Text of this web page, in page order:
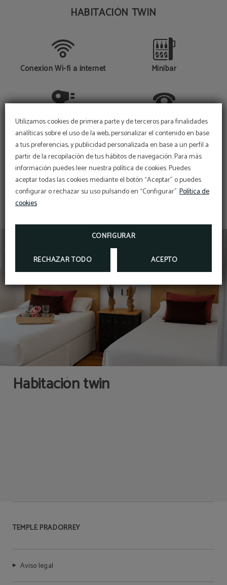
Utilizamos cookies de primera parte y de terceros para finalidades
analíticas sobre el uso de la web, personalizar el contenido en base
a tus preferencias, y publicidad personalizada en base a un perfil a
partir de la recopilación de tus hábitos de navegación. Para más
información puedes leer nuestra política de cookies. Puedes
aceptar todas las cookies mediante el botón “Aceptar” o puedes
configurar o rechazar su uso pulsando en “Configurar”.Política de
cookies
CONFIGURAR
RECHAZAR TODO ACEPTO
HABITACIÓN TWIN
Conexión Wi-fi a internet Minibar
Secador de pelo Teléfono
TV LCD
Habitación twin
TEMPLE PRADORREY
Aviso legal